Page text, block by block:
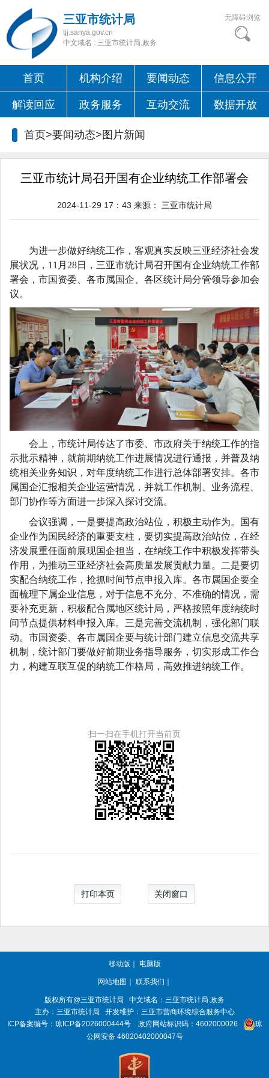
三亚市统计局
tjj.sanya.gov.cn
中文域名 : 三亚市统计局.政务
无障碍浏览
首页 机构介绍 要闻动态 信息公开
解读回应 政务服务 互动交流 数据开放
首页>要闻动态>图片新闻
三亚市统计局召开国有企业纳统工作部署会
2024-11-29 17：43 来源： 三亚市统计局
为进一步做好纳统工作， 客观真实反映三亚经济社会发
展状况， 11月28日，三亚市统计局召开国有企业纳统工作部
署会，市国资委、各市属国企、各区统计局分管领导参加会
议。
会上，市统计局传达了市委、市政府关于纳统工作的指
示批示精神，就前期纳统工作进展情况进行通报，并普及纳
统相关业务知识，对年度纳统工作进行总体部署安排。各市
属国企汇报相关企业运营情况，并就工作机制、业务流程、
部门协作等方面进一步深入探讨交流。
会议强调，一是要提高政治站位，积极主动作为。国有
企业作为国民经济的重要支柱，要切实提高政治站位，在经
济发展重任面前展现国企担当，在纳统工作中积极发挥带头
作用，为推动三亚经济社会高质量发展贡献力量。二是要切
实配合纳统工作，抢抓时间节点申报入库。各市属国企要全
面梳理下属企业信息，对于信息不充分、不准确的情况，需
要补充更新，积极配合属地区统计局，严格按照年度纳统时
间节点提供材料申报入库。三是完善交流机制，强化部门联
动。市国资委、各市属国企要与统计部门建立信息交流共享
机制，统计部门要做好前期业务指导服务，切实形成工作合
力，构建互联互促的纳统工作格局，高效推进纳统工作。
扫一扫在手机打开当前页
打印本页 关闭窗口
移动版 电脑版
网站地图 联系我们
版权所有@三亚市统计局
中文域名：三亚市统计局.政务
主办：三亚市统计局
开发维护：三亚市营商环境综合服务中心
ICP备案编号： 琼ICP备2026000444号 政府网站标识码： 4602000026
琼
公网安备 46020402000047号